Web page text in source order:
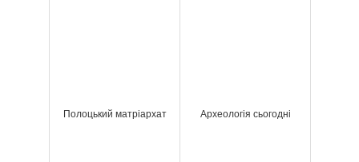
Полоцький матріархат Археологія сьогодні